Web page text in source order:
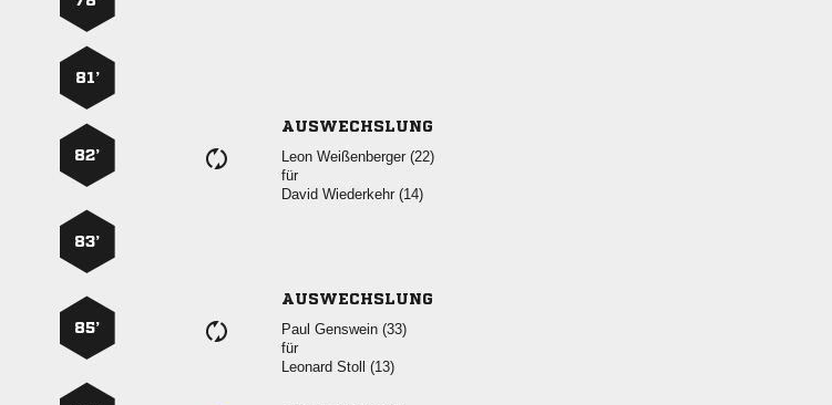
81’
82’
AUSWECHSLUNG
  
für
  
83’
85’
AUSWECHSLUNG
  
für
  